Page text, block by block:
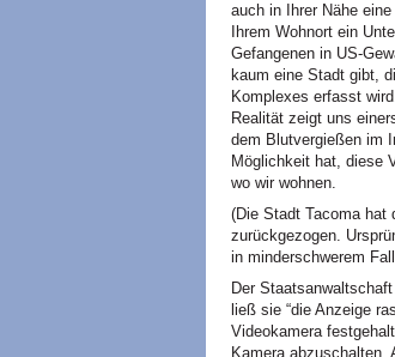
auch in Ihrer Nähe
Ihrem Wohnort ein
Gefangenen in US-
kaum eine Stadt gibt,
Komplexes erfasst
Realität zeigt uns
dem Blutvergießen im
Möglichkeit hat, diese
wo wir wohnen.
(Die Stadt Tacoma hat
zurückgezogen.
in minderschwerem
Der
ließ sie “die Anzeige
Videokamera
Kamera abzuschalten.